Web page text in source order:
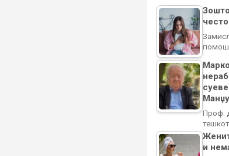
помош
Проф.
и